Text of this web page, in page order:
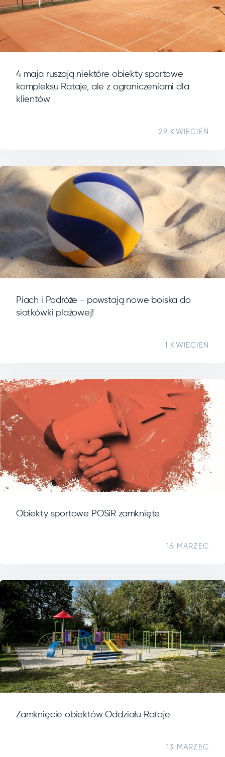
4 maja ruszają niektóre obiekty sportowe
kompleksu Rataje, ale z ograniczeniami dla
klientów
29 KWIECIEŃ
Piach i Podróże - powstają nowe boiska do
siatkówki plażowej!
1 KWIECIEŃ
Obiekty sportowe POSiR zamknięte
16 MARZEC
Zamknięcie obiektów Oddziału Rataje
13 MARZEC